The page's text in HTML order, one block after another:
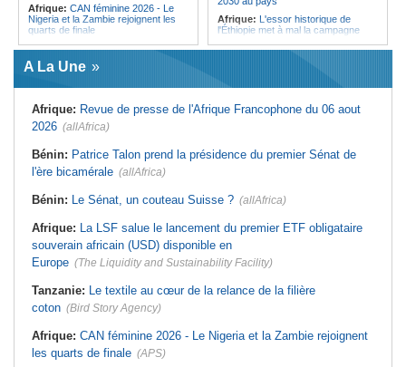
Afrique: CAN féminine 2026 - Le
Nigeria et la Zambie rejoignent les
quarts de finale
Afrique:Le continent, plaque
tournante des faux ordres de
virement
Mali:Achat d'un avion présidentiel -
condamnation de l'ex-ministre de
l'Économie
France la restitution du crâne de
Bokar Biro et de trois de ses
proches
premier président
l'environnement - La Roots Wild
Foundation distinguée au Grand Prix
Nelson Mandela
Afrique: L'essor historique de
l'Éthiopie met à mal la campagne
blessés dans un grave accident de
calcinée à Moknine après le
rétablissement du courant
premier tour, le Club Africain hérite
Tunisie:Crise sanitaire au pays -
incontrôlable d'Ebola
A La Une
Afrique: Revue de presse de l'Afrique Francophone du 06 aout
2026 (allAfrica)
Bénin: Patrice Talon prend la présidence du premier Sénat de
l'ère bicamérale (allAfrica)
Bénin: Le Sénat, un couteau Suisse ? (allAfrica)
Afrique: La LSF salue le lancement du premier ETF obligataire
souverain africain (USD) disponible en
Europe (The Liquidity and Sustainability Facility)
Tanzanie: Le textile au cœur de la relance de la filière
coton (Bird Story Agency)
Afrique: CAN féminine 2026 - Le Nigeria et la Zambie rejoignent
les quarts de finale (APS)